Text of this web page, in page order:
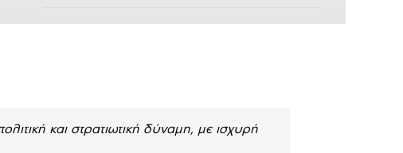
και στρατιωτική δύναμη, με ισχυρή